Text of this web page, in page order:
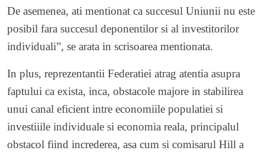
De asemenea, ati mentionat ca succesul Uniunii nu este
posibil fara succesul deponentilor si al investitorilor
individuali”, se arata in scrisoarea mentionata.
In plus, reprezentantii Federatiei atrag atentia asupra
faptului ca exista, inca, obstacole majore in stabilirea
unui canal eficient intre economiile populatiei si
investiiile individuale si economia reala, principalul
obstacol fiind increderea, asa cum si comisarul Hill a